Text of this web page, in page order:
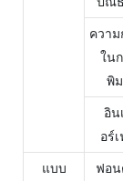
ความ
ใน
พิ
อิน
อร์
แบบ
ฟอน